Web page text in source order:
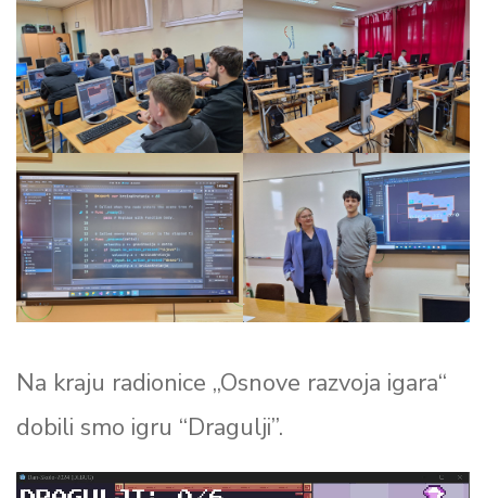
Na kraju radionice „Osnove razvoja igara“
dobili smo igru “Dragulji”.